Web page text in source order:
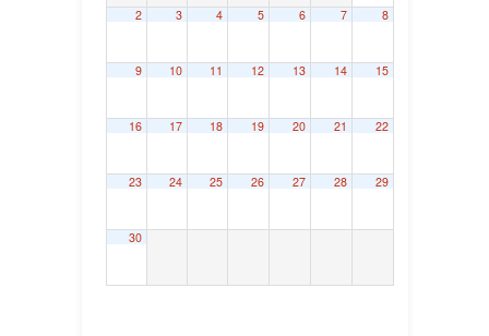
2 3 4 5 6 7 8
9 10 11 12 13 14 15
16 17 18 19 20 21 22
23 24 25 26 27 28 29
30